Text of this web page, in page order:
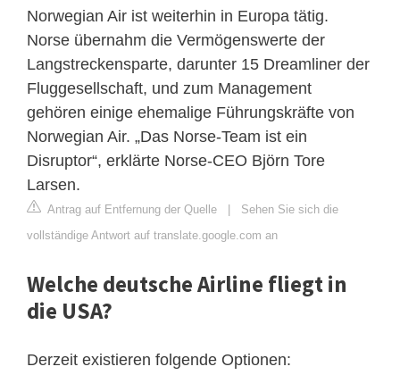
Norwegian Air ist weiterhin in Europa tätig.
Norse übernahm die Vermögenswerte der
Langstreckensparte, darunter 15 Dreamliner der
Fluggesellschaft, und zum Management
gehören einige ehemalige Führungskräfte von
Norwegian Air. „Das Norse-Team ist ein
Disruptor“, erklärte Norse-CEO Björn Tore
Larsen.
Antrag auf Entfernung der Quelle
Sehen Sie sich die
vollständige Antwort auf translate.google.com an
Welche deutsche Airline fliegt in
die USA?
Derzeit existieren folgende Optionen: